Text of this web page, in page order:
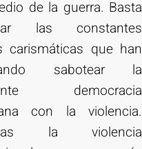
de la guerra. Basta
las constantes
carismáticas que han
sabotear la
democracia
con la violencia.
la violencia